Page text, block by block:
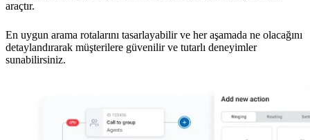
araçtır.
En uygun arama rotalarını tasarlayabilir ve her aşamada ne olacağını
detaylandırarak müşterilere güvenilir ve tutarlı deneyimler
sunabilirsiniz.